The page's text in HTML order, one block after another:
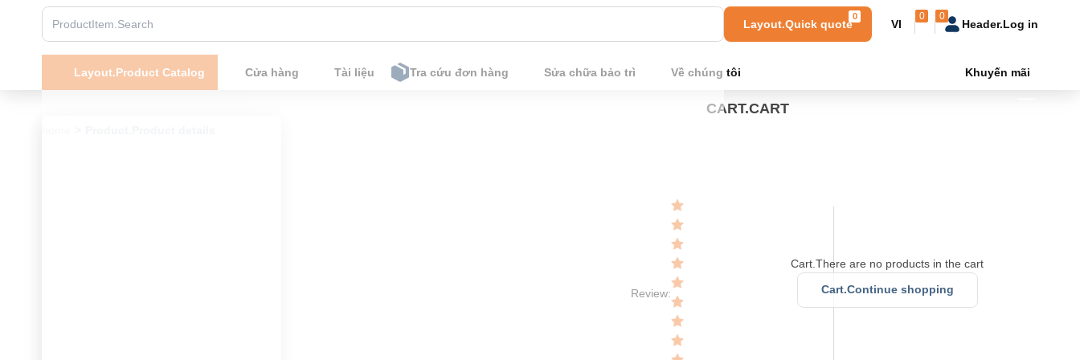
Layout.Quick quote
0 0
Header.Log in
Layout.Product Catalog Cửa hàng Tài liệu Tra cứu đơn hàng Sửa chữa bảo trì Về chúng tôi Khuyến mãi
Review: